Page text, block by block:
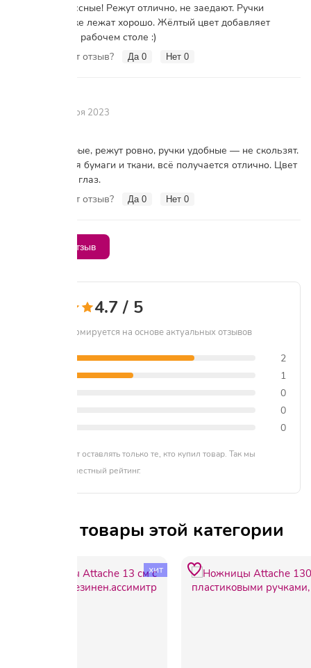
Ножницы классные! Режут отлично, не заедают. Ручки
удобные, в руке лежат хорошо. Жёлтый цвет добавляет
настроения на рабочем столе :)
Вам помог этот отзыв?
Да 0 Нет 0
16 октября 2023
Ножницы острые, режут ровно, ручки удобные — не скользят.
Использую для бумаги и ткани, всё получается отлично. Цвет
яркий, радуют глаз.
Вам помог этот отзыв?
Да 0 Нет 0
Написать отзыв
4.7 / 5
Рейтинг формируется на основе актуальных отзывов
2
1
0
0
0
Отзывы могут оставлять только те, кто купил товар. Так мы
формируем честный рейтинг.
Другие товары этой категории
хит